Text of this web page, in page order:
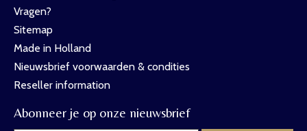
Vragen?
Sitemap
Made in Holland
Nieuwsbrief voorwaarden & condities
Reseller information
Abonneer je op onze nieuwsbrief